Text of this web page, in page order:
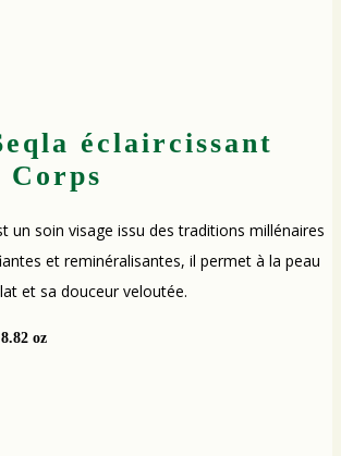
éclaircissant
Corps
un soin visage issu des traditions millénaires
et reminéralisantes, il permet à la peau
et sa douceur veloutée.
oz